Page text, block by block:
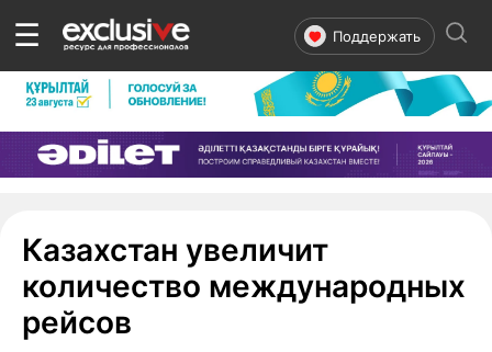
☰ Поддержать
Казахстан увеличит
количество международных
рейсов